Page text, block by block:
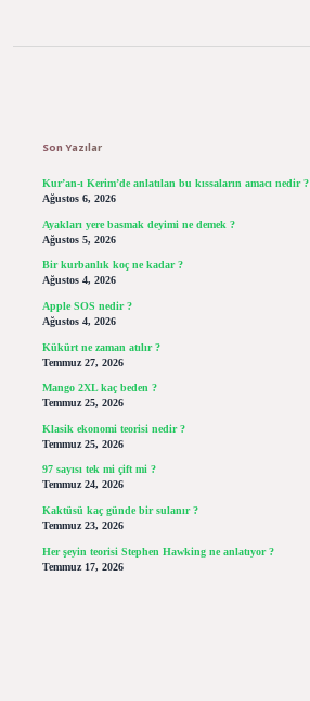
Son Yazılar
Kur’an-ı Kerim’de anlatılan bu kıssaların amacı nedir ?
Ağustos 6, 2026
Ayakları yere basmak deyimi ne demek ?
Ağustos 5, 2026
Bir kurbanlık koç ne kadar ?
Ağustos 4, 2026
Apple SOS nedir ?
Ağustos 4, 2026
Kükürt ne zaman atılır ?
Temmuz 27, 2026
Mango 2XL kaç beden ?
Temmuz 25, 2026
Klasik ekonomi teorisi nedir ?
Temmuz 25, 2026
97 sayısı tek mi çift mi ?
Temmuz 24, 2026
Kaktüsü kaç günde bir sulanır ?
Temmuz 23, 2026
Her şeyin teorisi Stephen Hawking ne anlatıyor ?
Temmuz 17, 2026